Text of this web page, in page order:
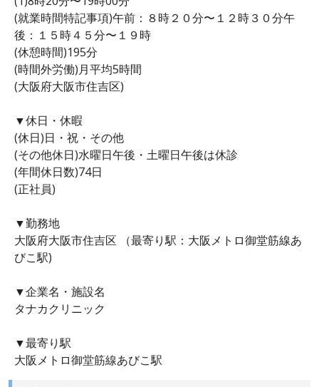
(就業時間特記事項)午前：８時２０分〜１２時３０分午
後：１５時４５分〜１９時
(休憩時間)195分
(時間外労働)月平均5時間
(大阪府大阪市住吉区)
▼休日・休暇
(休日)日・祝・その他
(その他休日)水曜日午後・土曜日午後は休診
(年間休日数)74日
(正社員)
▼勤務地
大阪府大阪市住吉区 （最寄り駅：大阪メトロ御堂筋線あ
びこ駅)
▼企業名・施設名
タナカクリニック
▼最寄り駅
大阪メトロ御堂筋線あびこ駅